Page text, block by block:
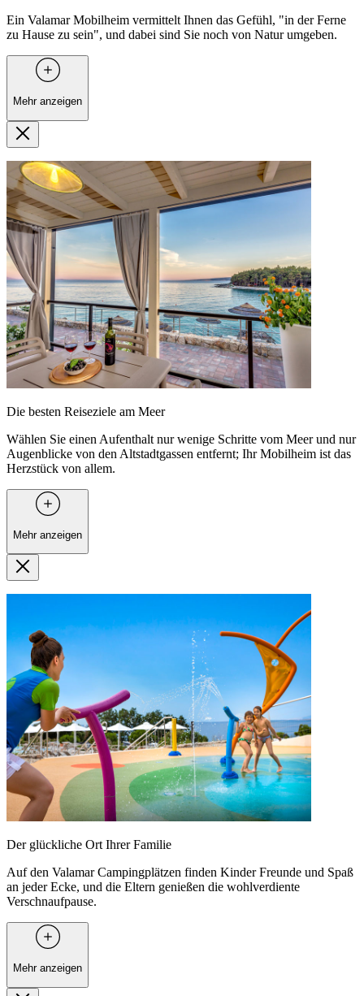
Ein Valamar Mobilheim vermittelt Ihnen das Gefühl, "in der Ferne
zu Hause zu sein", und dabei sind Sie noch von Natur umgeben.
Mehr anzeigen
Die besten Reiseziele am Meer
Wählen Sie einen Aufenthalt nur wenige Schritte vom Meer und nur
Augenblicke von den Altstadtgassen entfernt; Ihr Mobilheim ist das
Herzstück von allem.
Mehr anzeigen
Der glückliche Ort Ihrer Familie
Auf den Valamar Campingplätzen finden Kinder Freunde und Spaß
an jeder Ecke, und die Eltern genießen die wohlverdiente
Verschnaufpause.
Mehr anzeigen